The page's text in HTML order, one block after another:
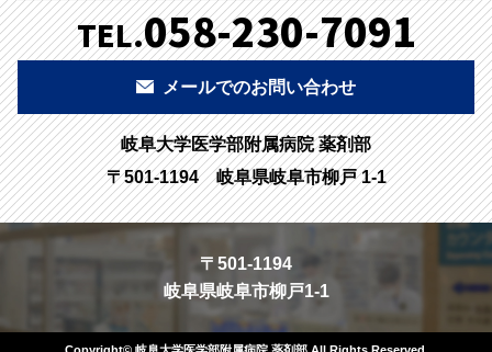
TEL.058-230-7091
メールでのお問い合わせ
岐阜大学医学部附属病院 薬剤部
〒501-1194 岐阜県岐阜市柳戸 1-1
〒501-1194
岐阜県岐阜市柳戸1-1